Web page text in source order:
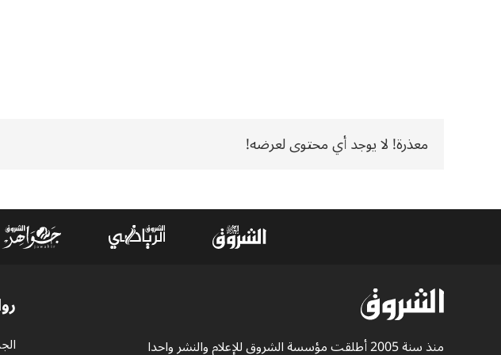
معذرة! لا يوجد أي محتوى لعرضه!
منذ سنة 2005 أطلقت مؤسسة الشروق للإعلام والنشر واحدا